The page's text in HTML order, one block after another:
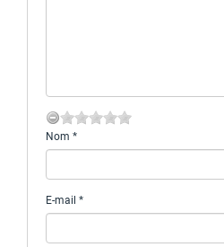
Nom *
E-mail *